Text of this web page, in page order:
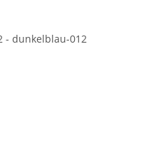
- dunkelblau-012